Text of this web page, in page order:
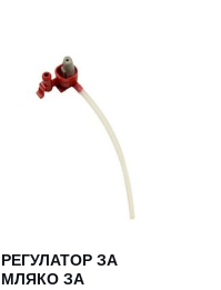
РЕГУЛАТОР ЗА
МЛЯКО ЗА